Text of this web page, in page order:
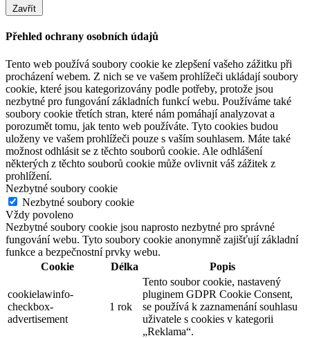
Zavřít
Přehled ochrany osobních údajů
Tento web používá soubory cookie ke zlepšení vašeho zážitku při
procházení webem. Z nich se ve vašem prohlížeči ukládají soubory
cookie, které jsou kategorizovány podle potřeby, protože jsou
nezbytné pro fungování základních funkcí webu. Používáme také
soubory cookie třetích stran, které nám pomáhají analyzovat a
porozumět tomu, jak tento web používáte. Tyto cookies budou
uloženy ve vašem prohlížeči pouze s vaším souhlasem. Máte také
možnost odhlásit se z těchto souborů cookie. Ale odhlášení
některých z těchto souborů cookie může ovlivnit váš zážitek z
prohlížení.
Nezbytné soubory cookie
Nezbytné soubory cookie
Vždy povoleno
Nezbytné soubory cookie jsou naprosto nezbytné pro správné
fungování webu. Tyto soubory cookie anonymně zajišťují základní
funkce a bezpečnostní prvky webu.
Cookie
Délka Popis
cookielawinfo-
checkbox-
advertisement
1 rok
Tento soubor cookie, nastavený
pluginem GDPR Cookie Consent,
se používá k zaznamenání souhlasu
uživatele s cookies v kategorii
„Reklama“.